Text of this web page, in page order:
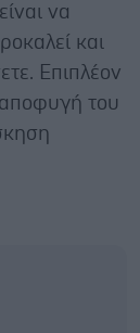
να
και
Επιπλέον
αποφυγή του